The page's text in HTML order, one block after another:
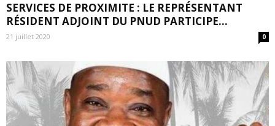
SERVICES DE PROXIMITE : LE REPRÉSENTANT
RÉSIDENT ADJOINT DU PNUD PARTICIPE...
21 juillet 2020 0